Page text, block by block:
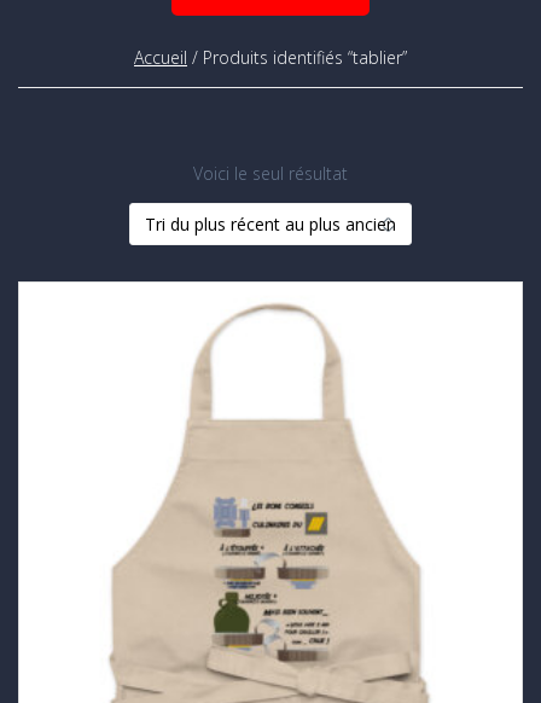
Accueil / Produits identifiés “tablier”
Voici le seul résultat